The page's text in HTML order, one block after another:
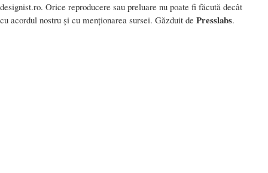
designist.ro. Orice reproducere sau preluare nu poate fi făcută decât
cu acordul nostru și cu menționarea sursei. Găzduit de Presslabs.